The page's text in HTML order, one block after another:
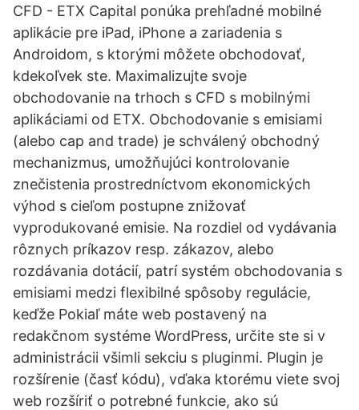
CFD - ETX Capital ponúka prehľadné mobilné
aplikácie pre iPad, iPhone a zariadenia s
Androidom, s ktorými môžete obchodovať,
kdekoľvek ste. Maximalizujte svoje
obchodovanie na trhoch s CFD s mobilnými
aplikáciami od ETX. Obchodovanie s emisiami
(alebo cap and trade) je schválený obchodný
mechanizmus, umožňujúci kontrolovanie
znečistenia prostredníctvom ekonomických
výhod s cieľom postupne znižovať
vyprodukované emisie. Na rozdiel od vydávania
rôznych príkazov resp. zákazov, alebo
rozdávania dotácií, patrí systém obchodovania s
emisiami medzi flexibilné spôsoby regulácie,
keďže Pokiaľ máte web postavený na
redakčnom systéme WordPress, určite ste si v
administrácii všimli sekciu s pluginmi. Plugin je
rozšírenie (časť kódu), vďaka ktorému viete svoj
web rozšíriť o potrebné funkcie, ako sú